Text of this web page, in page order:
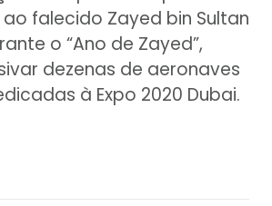
falecido Zayed bin Sultan
o “Ano de Zayed”,
dezenas de aeronaves
à Expo 2020 Dubai.